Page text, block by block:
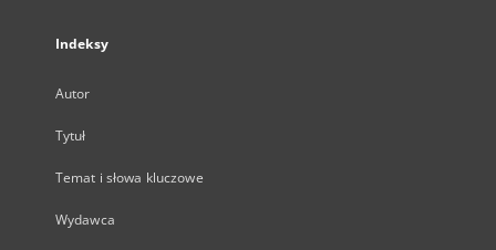
Indeksy
Autor
Tytuł
Temat i słowa kluczowe
Wydawca